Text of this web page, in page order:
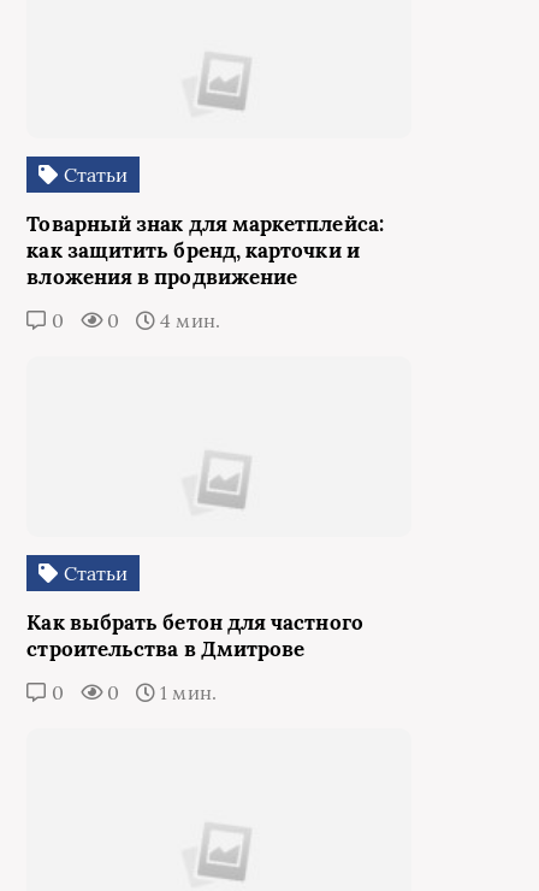
Статьи
Товарный знак для маркетплейса:
как защитить бренд, карточки и
вложения в продвижение
0 0 4 мин.
Статьи
Как выбрать бетон для частного
строительства в Дмитрове
0 0 1 мин.